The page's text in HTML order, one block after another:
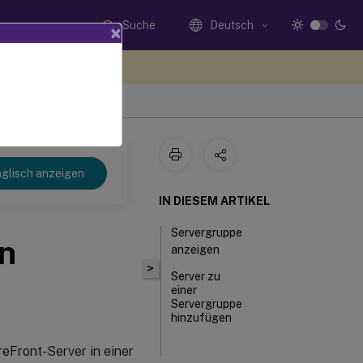
Suche Deutsch
anzeigen
Server in einer
>
IN DIESEM ARTIKEL
Servergruppe
anzeigen
Server zu
einer
Servergruppe
hinzufügen
×